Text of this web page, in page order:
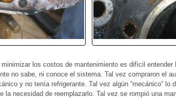
minimizar los costos de mantenimiento es difícil
no sabe, ni conoce el sistema. Tal vez compraron el
y no tenía refrigerante. Tal vez algún “mecánico” lo
la necesidad de reemplazarlo. Tal vez se rompió una